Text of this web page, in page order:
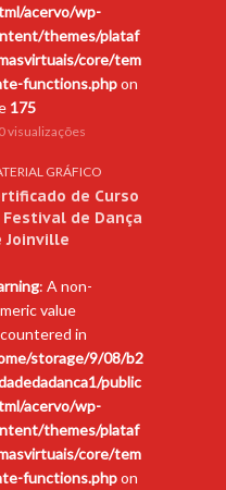
acervo/wp-
themes/plataf
core/tem
functions.phpon
175
visualizações
GRÁFICO
de Curso
Festival de Dança
Joinville
: A non-
value
in
storage/9/08/b2
public
acervo/wp-
themes/plataf
core/tem
functions.phpon